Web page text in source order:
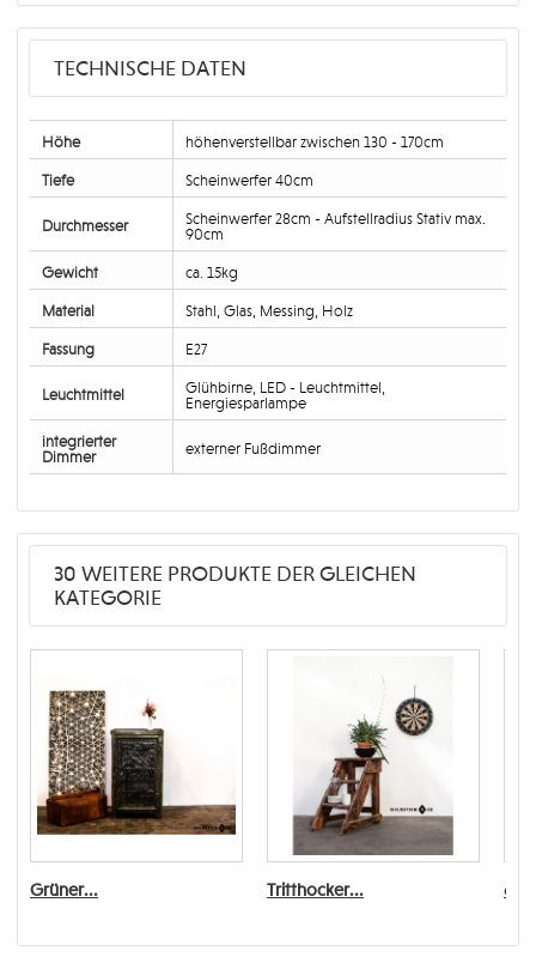
TECHNISCHE DATEN
Höhe höhenverstellbar zwischen 130 - 170cm
Tiefe Scheinwerfer 40cm
Durchmesser
Scheinwerfer 28cm - Aufstellradius Stativ max.
90cm
Gewicht ca. 15kg
Material Stahl, Glas, Messing, Holz
Fassung E27
Leuchtmittel
Glühbirne, LED - Leuchtmittel,
Energiesparlampe
integrierter
Dimmer
externer Fußdimmer
30 WEITERE PRODUKTE DER GLEICHEN
KATEGORIE
Grüner... Tritthocker... 6er